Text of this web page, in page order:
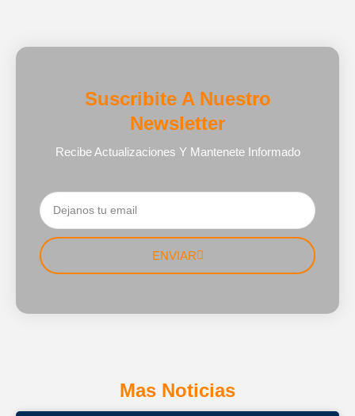
Suscribite A Nuestro
Newsletter
Recibe Actualizaciones Y Mantenete Informado
ENVIAR
Mas Noticias